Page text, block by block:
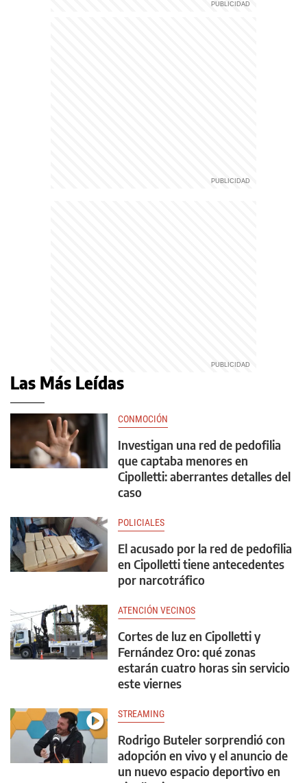
Las Más Leídas
CONMOCIÓN
Investigan una red de pedofilia
que captaba menores en
Cipolletti: aberrantes detalles del
caso
POLICIALES
El acusado por la red de pedofilia
en Cipolletti tiene antecedentes
por narcotráfico
ATENCIÓN VECINOS
Cortes de luz en Cipolletti y
Fernández Oro: qué zonas
estarán cuatro horas sin servicio
este viernes
STREAMING
Rodrigo Buteler sorprendió con
adopción en vivo y el anuncio de
un nuevo espacio deportivo en